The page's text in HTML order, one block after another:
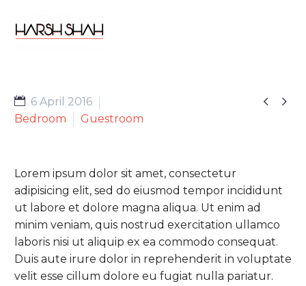
 
6 April 2016
Bedroom
Guestroom
Lorem ipsum dolor sit amet, consectetur
adipisicing elit, sed do eiusmod tempor incididunt
ut labore et dolore magna aliqua. Ut enim ad
minim veniam, quis nostrud exercitation ullamco
laboris nisi ut aliquip ex ea commodo consequat.
Duis aute irure dolor in reprehenderit in voluptate
velit esse cillum dolore eu fugiat nulla pariatur.